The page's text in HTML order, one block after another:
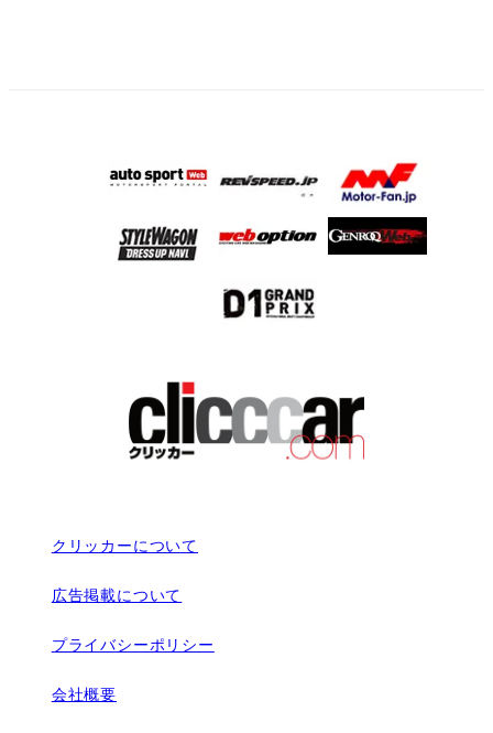
クリッカーについて
広告掲載について
プライバシーポリシー
会社概要